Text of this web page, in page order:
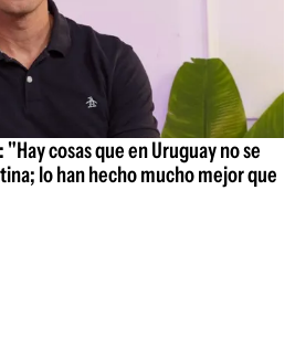
cosas que en Uruguay no se
lo han hecho mucho mejor que